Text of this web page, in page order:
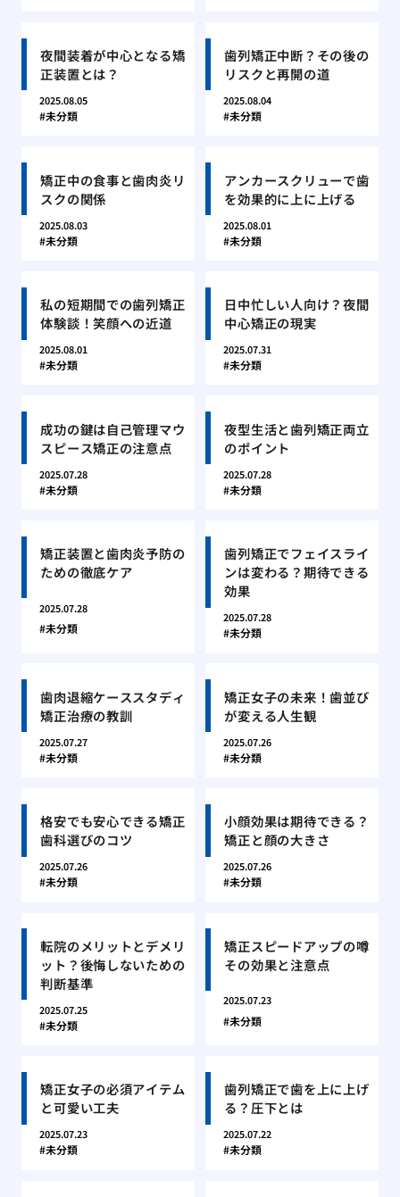
夜間装着が中心となる矯
正装置とは？
2025.08.05
未分類
歯列矯正中断？その後の
リスクと再開の道
2025.08.04
未分類
矯正中の食事と歯肉炎リ
スクの関係
2025.08.03
未分類
アンカースクリューで歯
を効果的に上に上げる
2025.08.01
未分類
私の短期間での歯列矯正
体験談！笑顔への近道
2025.08.01
未分類
日中忙しい人向け？夜間
中心矯正の現実
2025.07.31
未分類
成功の鍵は自己管理マウ
スピース矯正の注意点
2025.07.28
未分類
夜型生活と歯列矯正両立
のポイント
2025.07.28
未分類
矯正装置と歯肉炎予防の
ための徹底ケア
2025.07.28
未分類
歯列矯正でフェイスライ
ンは変わる？期待できる
効果
2025.07.28
未分類
歯肉退縮ケーススタディ
矯正治療の教訓
2025.07.27
未分類
矯正女子の未来！歯並び
が変える人生観
2025.07.26
未分類
格安でも安心できる矯正
歯科選びのコツ
2025.07.26
未分類
小顔効果は期待できる？
矯正と顔の大きさ
2025.07.26
未分類
転院のメリットとデメリ
ット？後悔しないための
判断基準
2025.07.25
未分類
矯正スピードアップの噂
その効果と注意点
2025.07.23
未分類
矯正女子の必須アイテム
と可愛い工夫
2025.07.23
未分類
歯列矯正で歯を上に上げ
る？圧下とは
2025.07.22
未分類